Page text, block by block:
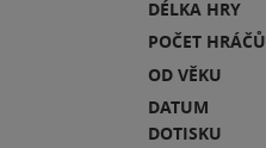
DÉLKA HRY
POČET HRÁČŮ
OD VĚKU
DATUM
DOTISKU